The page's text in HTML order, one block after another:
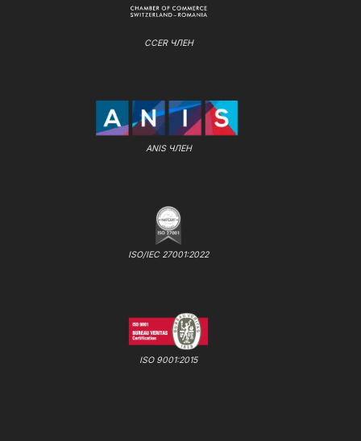
CCER ЧЛЕН
ANIS ЧЛЕН
ISO/IEC 27001:2022
ISO 9001:2015